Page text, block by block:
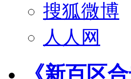
搜狐微博
人人网
《新百区